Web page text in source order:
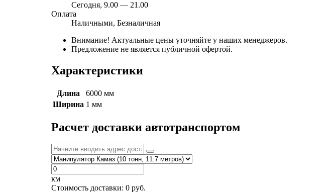
Сегодня, 9.00 — 21.00
Оплата
Наличными, Безналичная
Внимание! Актуальные цены уточняйте у наших менеджеров.
Предложение не является публичной офертой.
Характеристики
Длина
6000 мм
Ширина 1 мм
Расчет доставки автотранспортом
км
Стоимость доставки: 0 руб.